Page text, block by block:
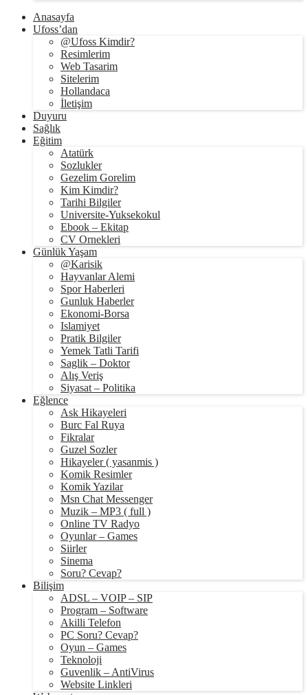
Anasayfa
Ufoss’dan
@Ufoss Kimdir?
Resimlerim
Web Tasarim
Sitelerim
Hollandaca
İletişim
Duyuru
Sağlık
Eğitim
Atatürk
Sozlukler
Gezelim Gorelim
Kim Kimdir?
Tarihi Bilgiler
Universite-Yuksekokul
Ebook – Ekitap
CV Ornekleri
Günlük Yaşam
@Karisik
Hayvanlar Alemi
Spor Haberleri
Gunluk Haberler
Ekonomi-Borsa
Islamiyet
Pratik Bilgiler
Yemek Tatli Tarifi
Saglik – Doktor
Alış Veriş
Siyasat – Politika
Eğlence
Ask Hikayeleri
Burc Fal Ruya
Fikralar
Guzel Sozler
Hikayeler ( yasanmis )
Komik Resimler
Komik Yazilar
Msn Chat Messenger
Muzik – MP3 ( full )
Online TV Radyo
Oyunlar – Games
Siirler
Sinema
Soru? Cevap?
Bilişim
ADSL – VOIP – SIP
Program – Software
Akilli Telefon
PC Soru? Cevap?
Oyun – Games
Teknoloji
Guvenlik – AntiVirus
Website Linkleri